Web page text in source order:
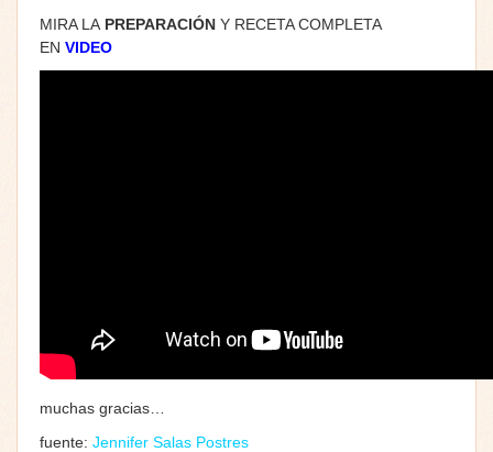
MIRA LA PREPARACIÓN Y RECETA COMPLETA
EN VIDEO
muchas gracias…
fuente: Jennifer Salas Postres